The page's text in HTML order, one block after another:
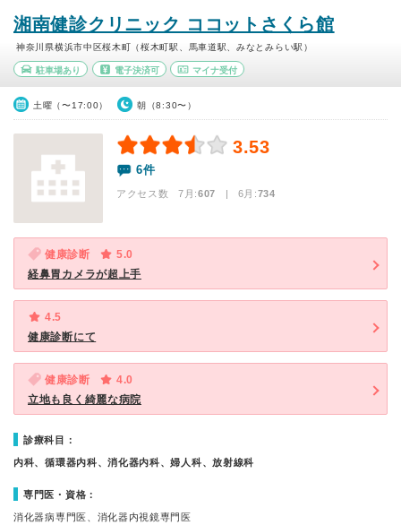
湘南健診クリニック ココットさくら館
神奈川県横浜市中区桜木町（桜木町駅、馬車道駅、みなとみらい駅）
駐車場あり 電子決済可 マイナ受付
土曜（〜17:00） 朝（8:30〜）
3.53
6件
アクセス数 7月:607 | 6月:734
健康診断
5.0
経鼻胃カメラが超上手
4.5
健康診断にて
健康診断
4.0
立地も良く綺麗な病院
診療科目：
内科、循環器内科、消化器内科、婦人科、放射線科
専門医・資格：
消化器病専門医、消化器内視鏡専門医